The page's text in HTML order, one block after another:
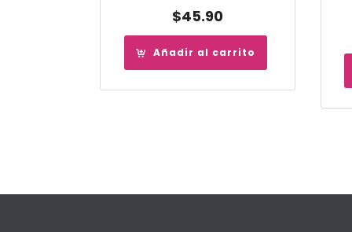
$45.90
Añadir al carrito